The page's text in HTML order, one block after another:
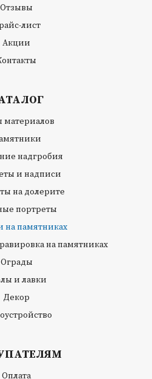
Отзывы
лист
Акции
надгробия
и надписи
на долерите
портреты
на памятниках
на памятниках
Ограды
и лавки
Декор
Оплата